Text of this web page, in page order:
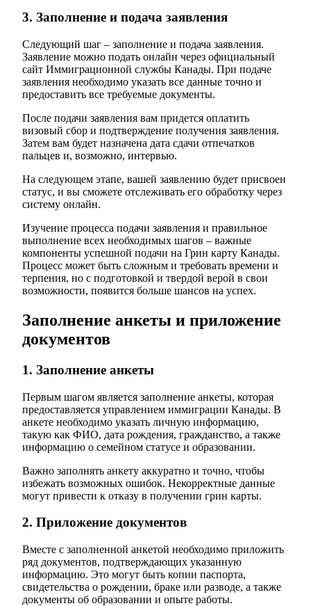
3. Заполнение и подача заявления
Следующий шаг – заполнение и подача заявления.
Заявление можно подать онлайн через официальный
сайт Иммиграционной службы Канады. При подаче
заявления необходимо указать все данные точно и
предоставить все требуемые документы.
После подачи заявления вам придется оплатить
визовый сбор и подтверждение получения заявления.
Затем вам будет назначена дата сдачи отпечатков
пальцев и, возможно, интервью.
На следующем этапе, вашей заявлению будет присвоен
статус, и вы сможете отслеживать его обработку через
систему онлайн.
Изучение процесса подачи заявления и правильное
выполнение всех необходимых шагов – важные
компоненты успешной подачи на Грин карту Канады.
Процесс может быть сложным и требовать времени и
терпения, но с подготовкой и твердой верой в свои
возможности, появится больше шансов на успех.
Заполнение анкеты и приложение
документов
1. Заполнение анкеты
Первым шагом является заполнение анкеты, которая
предоставляется управлением иммиграции Канады. В
анкете необходимо указать личную информацию,
такую как ФИО, дата рождения, гражданство, а также
информацию о семейном статусе и образовании.
Важно заполнять анкету аккуратно и точно, чтобы
избежать возможных ошибок. Некорректные данные
могут привести к отказу в получении грин карты.
2. Приложение документов
Вместе с заполненной анкетой необходимо приложить
ряд документов, подтверждающих указанную
информацию. Это могут быть копии паспорта,
свидетельства о рождении, браке или разводе, а также
документы об образовании и опыте работы.